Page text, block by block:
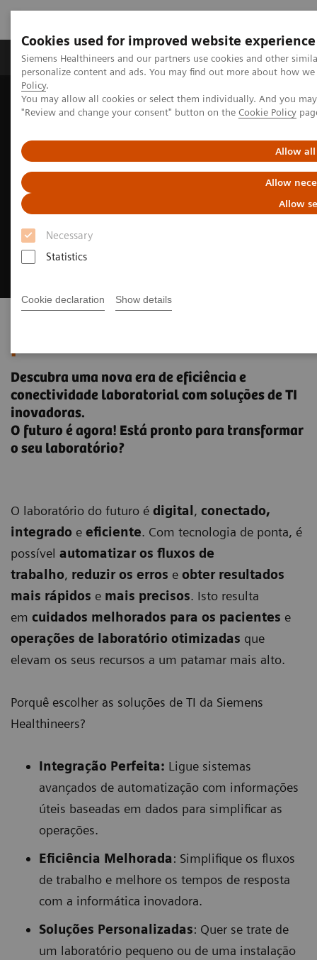
Cookies used for improved website experience
Siemens Healthineers and our partners use cookies and other
personalize content and ads. You may find out more about how
Policy.
You may allow all cookies or select them individually. And you
"Review and change your consent" button on the Cookie Policy
Allow all
Allow
Allow
Necessary
Statistics
Cookie declaration Show details
Grupos de Produtos Suporte e Documentação
Home News & Stories Unlock the Lab of the Future
Descubra uma nova era de eficiência e
conectividade laboratorial com soluções de TI
inovadoras.
O futuro é agora! Está pronto para transformar
o seu laboratório?
O laboratório do futuro é digital , conectado,
integrado e eficiente. Com tecnologia de ponta, é
possível automatizar os fluxos de
trabalho, reduzir os erros e obter resultados
mais rápidos e mais precisos. Isto resulta
em cuidados melhorados para os pacientes e
operações de laboratório otimizadas que
elevam os seus recursos a um patamar mais alto.
Porquê escolher as soluções de TI da Siemens
Healthineers?
Integração Perfeita: Ligue sistemas
avançados de automatização com informações
úteis baseadas em dados para simplificar as
operações.
Eficiência Melhorada: Simplifique os fluxos
de trabalho e melhore os tempos de resposta
com a informática inovadora.
Soluções Personalizadas: Quer se trate de
um laboratório pequeno ou de uma instalação